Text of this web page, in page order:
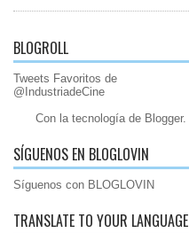
BLOGROLL
Tweets Favoritos de
@IndustriadeCine
Con la tecnología de Blogger.
SÍGUENOS EN BLOGLOVIN
Síguenos con BLOGLOVIN
TRANSLATE TO YOUR LANGUAGE